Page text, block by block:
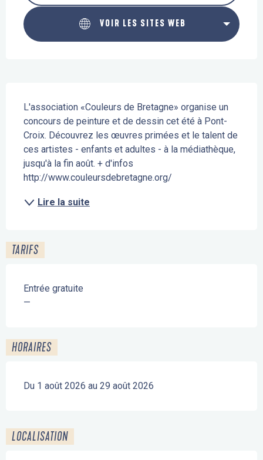
VOIR LES SITES WEB
L'association «Couleurs de Bretagne» organise un
concours de peinture et de dessin cet été à Pont-
Croix. Découvrez les œuvres primées et le talent de
ces artistes - enfants et adultes - à la médiathèque,
jusqu'à la fin août. + d'infos
http://www.couleursdebretagne.org/
Lire la suite
TARIFS
Entrée gratuite
—
HORAIRES
Du 1 août 2026 au 29 août 2026
LOCALISATION